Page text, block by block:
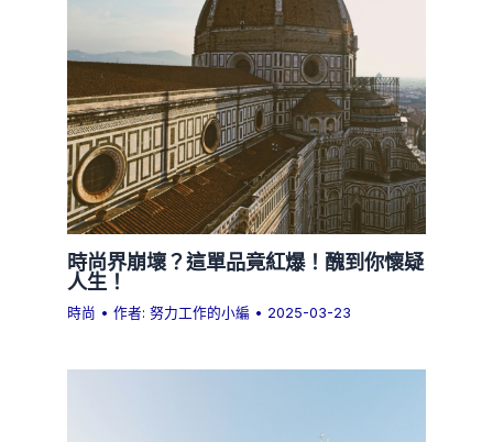
時尚界崩壞？這單品竟紅爆！醜到你懷疑
人生！
時尚 • 作者:努力工作的小編 • 2025-03-23